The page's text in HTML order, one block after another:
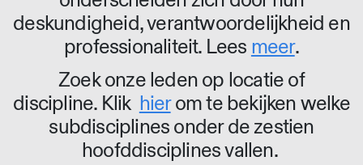
deskundigheid, verantwoordelijkheid en
professionaliteit. Lees meer.
Zoek onze leden op locatie of
discipline. Klik hierom te bekijken welke
subdisciplines onder de zestien
hoofddisciplines vallen.